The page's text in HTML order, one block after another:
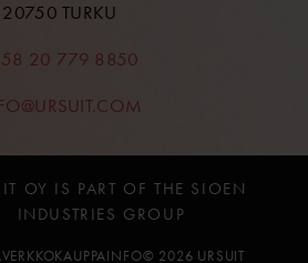
20750 TURKU
20 779 8850
OY IS PART OF THE SIOEN
INDUSTRIES GROUP
VERKKOKAUPPAINFO© 2026 URSUIT